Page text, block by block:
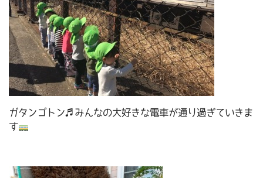
ガタンゴトン♬みんなの大好きな電車が通り過ぎていきま
す